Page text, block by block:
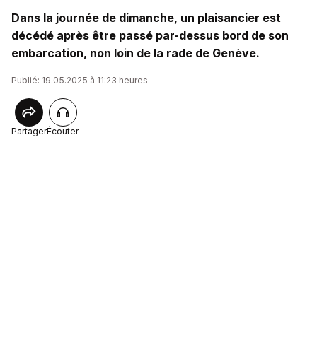
Dans la journée de dimanche, un plaisancier est
décédé après être passé par-dessus bord de son
embarcation, non loin de la rade de Genève.
Publié: 19.05.2025 à 11:23 heures
PartagerÉcouter